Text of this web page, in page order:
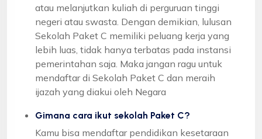
atau melanjutkan kuliah di perguruan tinggi
negeri atau swasta. Dengan demikian, lulusan
Sekolah Paket C memiliki peluang kerja yang
lebih luas, tidak hanya terbatas pada instansi
pemerintahan saja. Maka jangan ragu untuk
mendaftar di Sekolah Paket C dan meraih
ijazah yang diakui oleh Negara
Gimana cara ikut sekolah Paket C?
Kamu bisa mendaftar pendidikan kesetaraan